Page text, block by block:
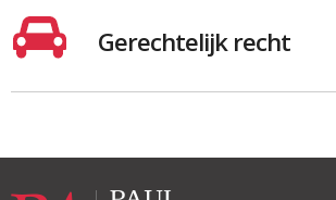
Gerechtelijk recht